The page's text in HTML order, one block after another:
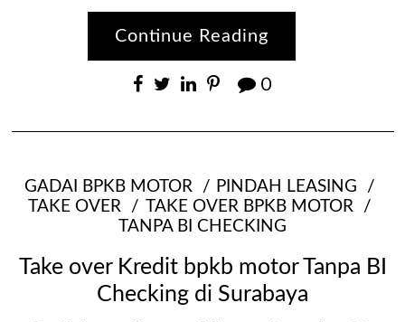
Continue Reading
0
GADAI BPKB MOTOR
PINDAH LEASING
TAKE OVER
TAKE OVER BPKB MOTOR
TANPA BI CHECKING
Take over Kredit bpkb motor Tanpa BI
Checking di Surabaya